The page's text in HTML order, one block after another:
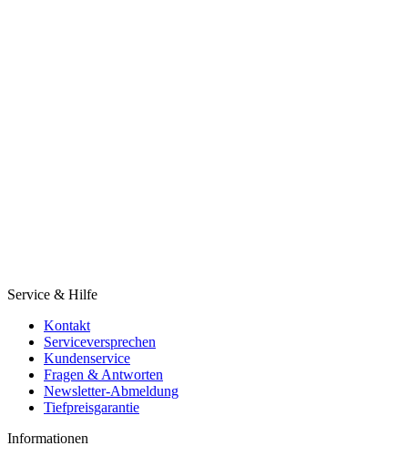
Service & Hilfe
Kontakt
Serviceversprechen
Kundenservice
Fragen & Antworten
Newsletter-Abmeldung
Tiefpreisgarantie
Informationen